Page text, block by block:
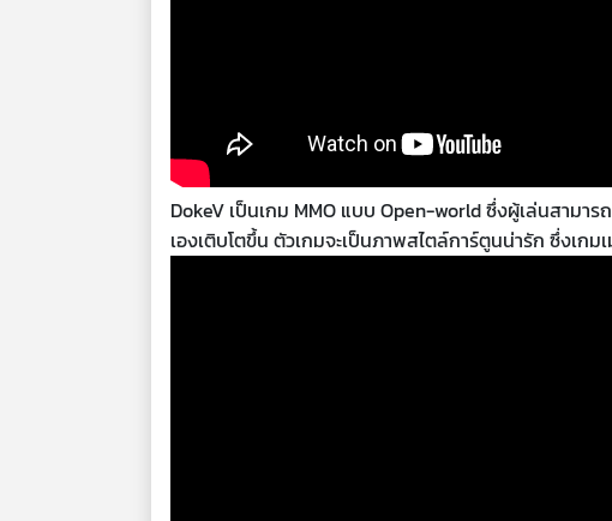
DokeV เป็นเกม MMO แบบ Open-world ซึ่งผู้เล่นสามา
เองเติบโตขึ้น ตัวเกมจะเป็นภาพสไตล์การ์ตูนน่ารัก ซึ่งเกม